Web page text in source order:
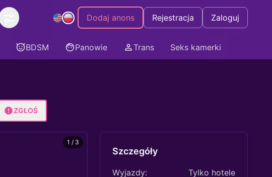
Dodaj anons Rejestracja Zaloguj
BDSM Panowie Trans Seks kamerki
ZGŁOŚ
1 / 3
Szczegóły
Wyjazdy:
Tylko hotele